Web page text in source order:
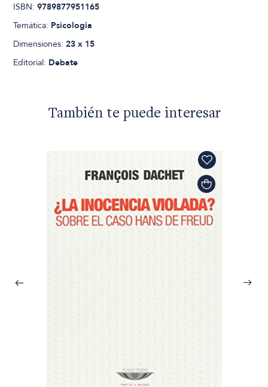
ISBN:9789877951165
Temática: Psicologia
Dimensiones:23 x 15
Editorial: Debate
También te puede interesar